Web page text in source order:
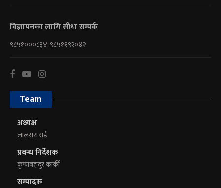
विज्ञापनका लागि सीधा सम्पर्क
९८५१०००८३४, ९८५११९२०४२
Team
अध्यक्ष
लालसरा राई
प्रबन्ध निर्देशक
कृष्णबहादुर कार्की
सम्पादक